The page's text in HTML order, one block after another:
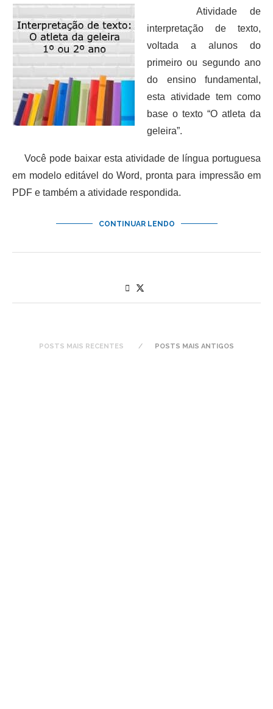
Atividade de
interpretação de texto,
voltada a alunos do
primeiro ou segundo ano
do ensino fundamental,
esta atividade tem como
base o texto “O atleta da
geleira”.
Você pode baixar esta atividade de língua portuguesa
em modelo editável do Word, pronta para impressão em
PDF e também a atividade respondida.
CONTINUAR LENDO
POSTS MAIS RECENTES POSTS MAIS ANTIGOS